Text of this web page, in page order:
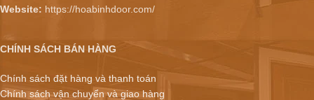
Website: https://hoabinhdoor.com/
CHÍNH SÁCH BÁN HÀNG
Chính sách đặt hàng và thanh toán
Chính sách vận chuyển và giao hàng